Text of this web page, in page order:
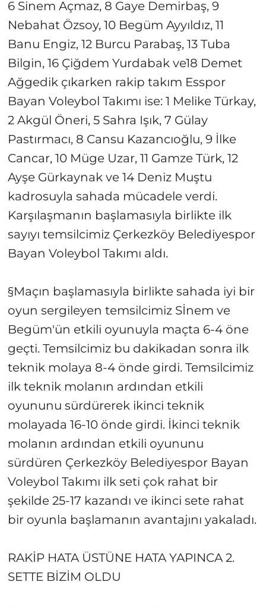
6 Sinem Açmaz, 8 Gaye Demirbaş, 9
Nebahat Özsoy, 10 Begüm Ayyıldız, 11
Banu Engiz, 12 Burcu Parabaş, 13 Tuba
Bilgin, 16 Çiğdem Yurdabak ve18 Demet
Ağgedik çıkarken rakip takım Esspor
Bayan Voleybol Takımı ise: 1 Melike Türkay,
2 Akgül Öneri, 5 Sahra Işık, 7 Gülay
Pastırmacı, 8 Cansu Kazancıoğlu, 9 İlke
Cancar, 10 Müge Uzar, 11 Gamze Türk, 12
Ayşe Gürkaynak ve 14 Deniz Muştu
kadrosuyla sahada mücadele verdi.
Karşılaşmanın başlamasıyla birlikte ilk
sayıyı temsilcimiz Çerkezköy Belediyespor
Bayan Voleybol Takımı aldı.
§Maçın başlamasıyla birlikte sahada iyi bir
oyun sergileyen temsilcimiz Sİnem ve
Begüm'ün etkili oyunuyla maçta 6-4 öne
geçti. Temsilcimiz bu dakikadan sonra ilk
teknik molaya 8-4 önde girdi. Temsilcimiz
ilk teknik molanın ardından etkili
oyununu sürdürerek ikinci teknik
molayada 16-10 önde girdi. İkinci teknik
molanın ardından etkili oyununu
sürdüren Çerkezköy Belediyespor Bayan
Voleybol Takımı ilk seti çok rahat bir
şekilde 25-17 kazandı ve ikinci sete rahat
bir oyunla başlamanın avantajını yakaladı.
RAKİP HATA ÜSTÜNE HATA YAPINCA 2.
SETTE BİZİM OLDU